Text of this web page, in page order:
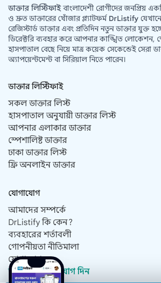
ডাক্তার লিস্টিফাইবাংলাদেশী রোগীদের জনপ্রিয়
ও দ্রুত ডাক্তারের খোঁজার প্ল্যাটফর্ম DrListify
রেজিস্টার্ড ডাক্তার এবং প্রতিদিন নতুন ডাক্তার যুক্ত
ডিরেক্টরি ব্যবহার করে আপনার কাঙ্খিত লোকেশন,
হাসপাতাল বেছে নিয়ে মাত্র কয়েক সেকেন্ডেই সেরা
অ্যাপয়েন্টমেন্ট বা সিরিয়াল নিতে পারেন।
ডাক্তার লিস্টিফাই
সকল ডাক্তার লিস্ট
হাসপাতাল অনুযায়ী ডাক্তার লিস্ট
আপনার এলাকার ডাক্তার
স্পেশালিষ্ট ডাক্তার
ঢাকা ডাক্তার লিস্ট
ফ্রি অনলাইন ডাক্তার
যোগাযোগ
আমাদের সম্পর্কে
DrListify কি কেন?
ব্যবহারের শর্তাবলী
গোপনীয়তা নীতিমালা
যোগাযোগ
ডাক্তার হিসেবে যোগ দিন